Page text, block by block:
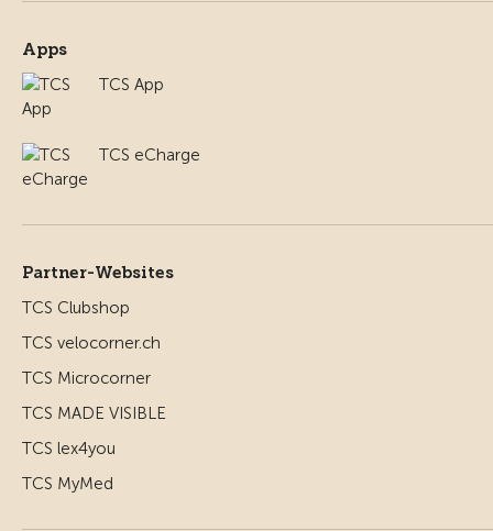
Apps
TCS App
TCS eCharge
Partner-Websites
TCS Clubshop
TCS velocorner.ch
TCS Microcorner
TCS MADE VISIBLE
TCS lex4you
TCS MyMed